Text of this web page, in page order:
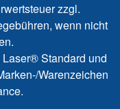
zzgl.
wenn nicht
Standard und
Warenzeichen